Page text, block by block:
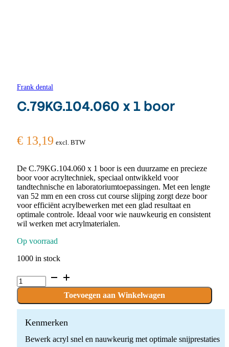
Frank dental
C.79KG.104.060 x 1 boor
€ 13,19 excl. BTW
De C.79KG.104.060 x 1 boor is een duurzame en precieze
boor voor acryltechniek, speciaal ontwikkeld voor
tandtechnische en laboratoriumtoepassingen. Met een lengte
van 52 mm en een cross cut course slijping zorgt deze boor
voor efficiënt acrylbewerken met een glad resultaat en
optimale controle. Ideaal voor wie nauwkeurig en consistent
wil werken met acrylmaterialen.
Op voorraad
1000 in stock
C.79KG.104.060
x
boor
quantity
Toevoegen aan Winkelwagen
Kenmerken
Bewerk acryl snel en nauwkeurig met optimale snijprestaties